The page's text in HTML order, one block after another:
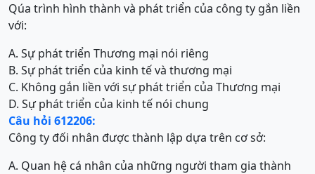
Qúa trình hình thành và phát triển của công ty gắn liền
với:
A. Sự phát triển Thương mại nói riêng
B. Sự phát triển của kinh tế và thương mại
C. Không gắn liền với sự phát triển của Thương mại
D. Sự phát triển của kinh tế nói chung
Câu hỏi 612206:
Công ty đối nhân được thành lập dựa trên cơ sở:
A. Quan hệ cá nhân của những người tham gia thành